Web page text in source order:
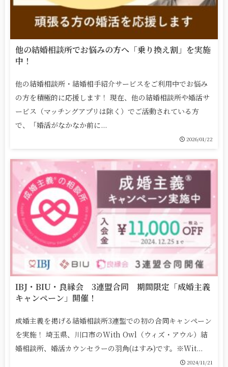
他の結婚相談所でお悩みの方へ「乗り換え割」を実施
中！
他の結婚相談所・結婚相手紹介サービスをご利用中でお悩み
の方を積極的に応援します！ 現在、他の結婚相談所や婚活サ
ービス（マッチングアプリは除く）でご活動されている方
で、「婚活がなかなか前に...
2026/01/22
IBJ・BIU・良縁会 3連盟合同 期間限定「成婚主義
キャンペーン」開催！
成婚主義を掲げる結婚相談所3連盟での初の合同キャンペーン
を実施！ 埼玉県、川口市のWith Owl（ウィズ・アウル）結
婚相談所、婚活カウンセラーの羽角(はすみ)です。※Wit...
2024/11/21